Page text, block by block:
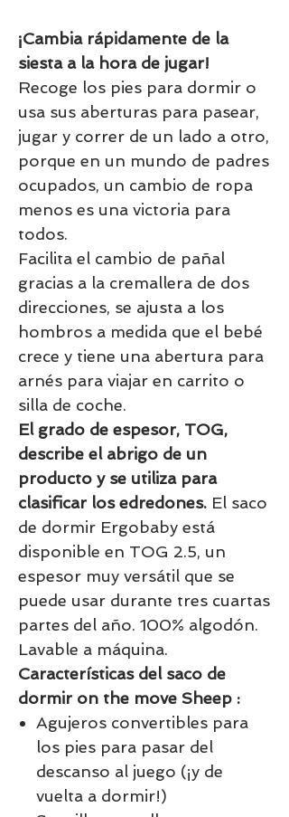
¡Cambia rápidamente de la
siesta a la hora de jugar!
Recoge los pies para dormir o
usa sus aberturas para pasear,
jugar y correr de un lado a otro,
porque en un mundo de padres
ocupados, un cambio de ropa
menos es una victoria para
todos.
Facilita el cambio de pañal
gracias a la cremallera de dos
direcciones, se ajusta a los
hombros a medida que el bebé
crece y tiene una abertura para
arnés para viajar en carrito o
silla de coche.
El grado de espesor, TOG,
describe el abrigo de un
producto y se utiliza para
clasificar los edredones. El saco
de dormir Ergobaby está
disponible en TOG 2.5, un
espesor muy versátil que se
puede usar durante tres cuartas
partes del año. 100% algodón.
Lavable a máquina.
Características del saco de
dormir on the move Sheep :
Agujeros convertibles para
los pies para pasar del
descanso al juego (¡y de
vuelta a dormir!)